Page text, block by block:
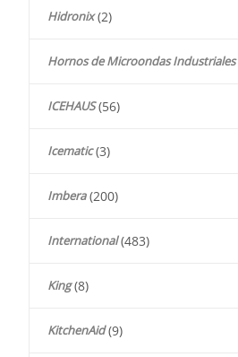
Hidronix (2)
Hornos de Microondas Industriales
ICEHAUS (56)
Icematic (3)
Imbera (200)
International (483)
King (8)
KitchenAid (9)